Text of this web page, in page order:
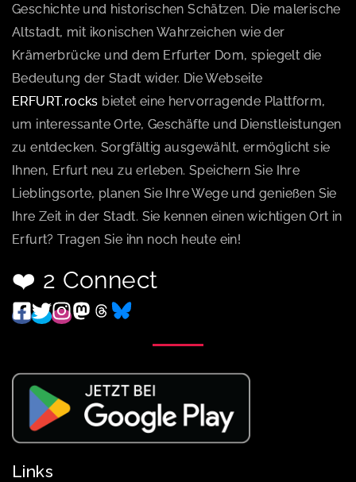
Geschichte und historischen Schätzen. Die malerische
Altstadt, mit ikonischen Wahrzeichen wie der
Krämerbrücke und dem Erfurter Dom, spiegelt die
Bedeutung der Stadt wider. Die Webseite
ERFURT.rocks bietet eine hervorragende Plattform,
um interessante Orte, Geschäfte und Dienstleistungen
zu entdecken. Sorgfältig ausgewählt, ermöglicht sie
Ihnen, Erfurt neu zu erleben. Speichern Sie Ihre
Lieblingsorte, planen Sie Ihre Wege und genießen Sie
Ihre Zeit in der Stadt. Sie kennen einen wichtigen Ort in
Erfurt? Tragen Sie ihn noch heute ein!
❤️ 2 Connect
Links